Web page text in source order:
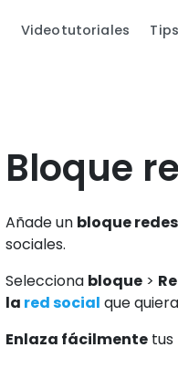
Videotutoriales Tips
Bloque
Añade un bloque
sociales.
Selecciona bloque >
la red social que
Enlaza fácilmente tus